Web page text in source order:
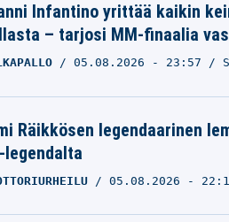
Infantino yrittää kaikin
– tarjosi MM-finaalia
05.08.2026 - 23:57
Räikkösen legendaarinen
legendalta
05.08.2026 -